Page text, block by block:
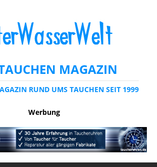
MAGAZIN
RUND UMS TAUCHEN SEIT 1999
Werbung